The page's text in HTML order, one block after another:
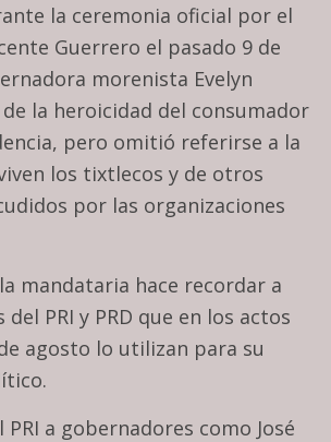
la ceremonia oficial por el
Guerrero el pasado 9 de
morenista Evelyn
la heroicidad del consumador
pero omitió referirse a la
los tixtlecos y de otros
por las organizaciones
mandataria hace recordar a
PRI y PRD que en los actos
agosto lo utilizan para su
a gobernadores como José